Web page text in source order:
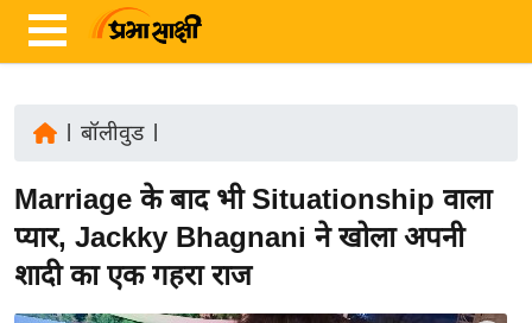
ज़ा
ख
ब
र
बॉलीवुड|
Marriage के बाद भी Situationship वाला
प्यार, Jackky Bhagnani ने खोला अपनी
शादी का एक गहरा राज